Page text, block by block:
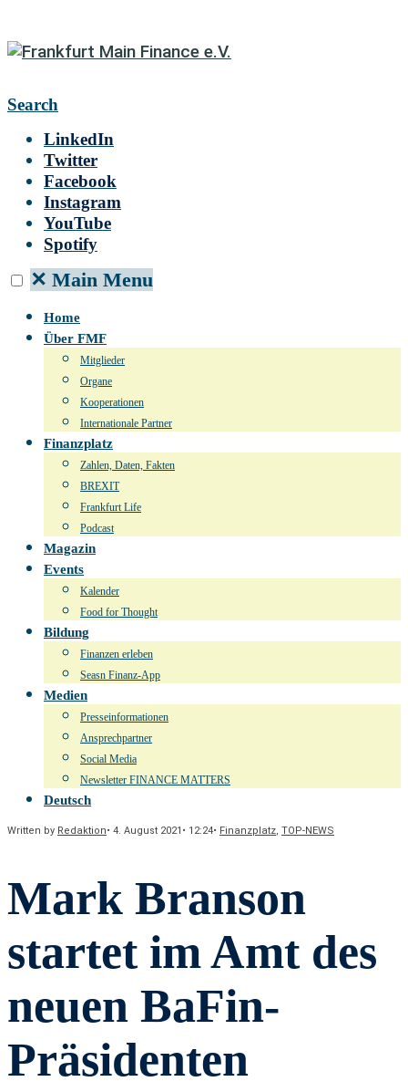
Search
LinkedIn
Twitter
Facebook
Instagram
YouTube
Spotify
✕ Main Menu
Home
Über FMF
Mitglieder
Organe
Kooperationen
Internationale Partner
Finanzplatz
Zahlen, Daten, Fakten
BREXIT
Frankfurt Life
Podcast
Magazin
Events
Kalender
Food for Thought
Bildung
Finanzen erleben
Seasn Finanz-App
Medien
Presseinformationen
Ansprechpartner
Social Media
Newsletter FINANCE MATTERS
Deutsch
Written by Redaktion• 4. August 2021 • 12:24• Finanzplatz, TOP-NEWS
Mark Branson
startet im Amt des
neuen BaFin-
Präsidenten